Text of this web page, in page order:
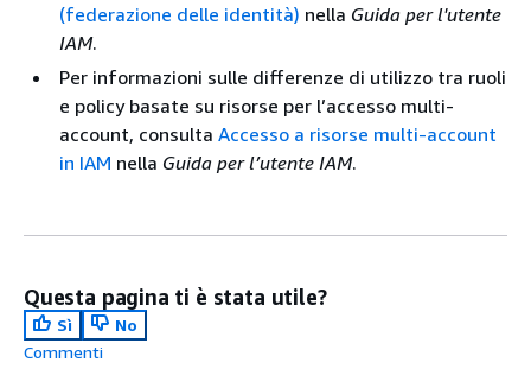
(federazione delle identità) nella Guida per l'utente
IAM.
Per informazioni sulle differenze di utilizzo tra ruoli
e policy basate su risorse per l’accesso multi-
account, consulta Accesso a risorse multi-account
in IAM nella Guida per l’utente IAM.
Questa pagina ti è stata utile?
Sì
No
Commenti